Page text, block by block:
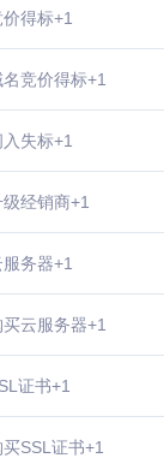
得标+1
竞价得标+1
失标+1
经销商+1
务器+1
云服务器+1
证书+1
SSL证书+1